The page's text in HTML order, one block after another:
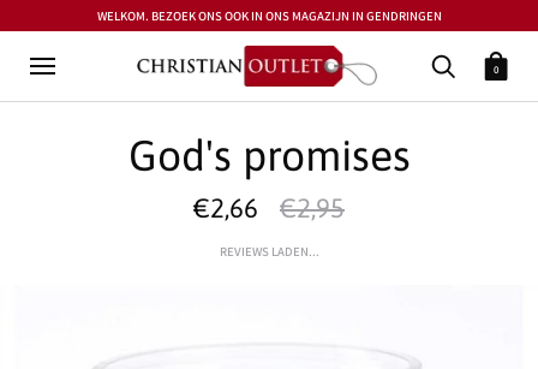
WELKOM. BEZOEK ONS OOK IN ONS MAGAZIJN IN GENDRINGEN
0
God's promises
€2,66 €2,95
REVIEWS LADEN...